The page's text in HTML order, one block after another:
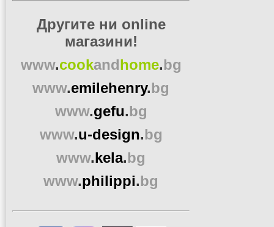
Другите ни online
магазини!
www.cookandhome.bg
www.emilehenry.bg
www.gefu.bg
www.u-design.bg
www.kela.bg
www.philippi.bg